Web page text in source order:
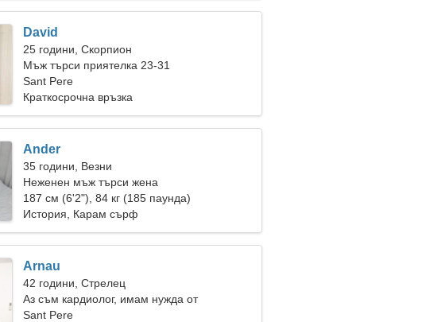
David
25 години, Скорпион
Мъж търси приятелка 23-31
Sant Pere
Краткосрочна връзка
Ander
35 години, Везни
Неженен мъж търси жена
187 см (6'2"), 84 кг (185 паунда)
История, Карам сърф
Arnau
42 години, Стрелец
Аз съм кардиолог, имам нужда от
приятелска жена
Sant Pere